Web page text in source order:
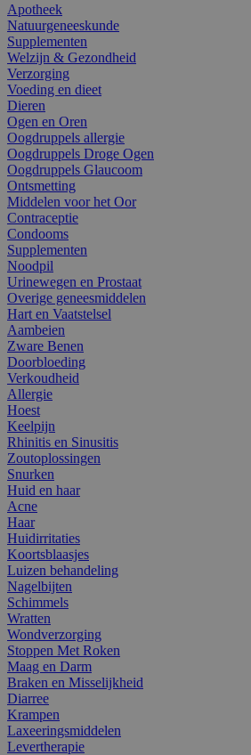
Apotheek
Natuurgeneeskunde
Supplementen
Welzijn & Gezondheid
Verzorging
Voeding en dieet
Dieren
Ogen en Oren
Oogdruppels allergie
Oogdruppels Droge Ogen
Oogdruppels Glaucoom
Ontsmetting
Middelen voor het Oor
Contraceptie
Condooms
Supplementen
Noodpil
Urinewegen en Prostaat
Overige geneesmiddelen
Hart en Vaatstelsel
Aambeien
Zware Benen
Doorbloeding
Verkoudheid
Allergie
Hoest
Keelpijn
Rhinitis en Sinusitis
Zoutoplossingen
Snurken
Huid en haar
Acne
Haar
Huidirritaties
Koortsblaasjes
Luizen behandeling
Nagelbijten
Schimmels
Wratten
Wondverzorging
Stoppen Met Roken
Maag en Darm
Braken en Misselijkheid
Diarree
Krampen
Laxeeringsmiddelen
Levertherapie